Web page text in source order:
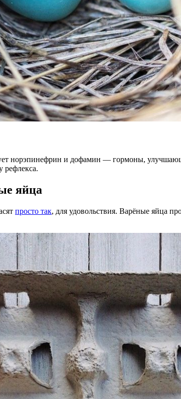
норэпинефрин и дофамин — гормоны,
рефлекса.
яйца
просто так, для удовольствия. Варёные яйца